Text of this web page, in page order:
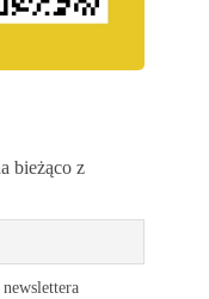
bieżąco z